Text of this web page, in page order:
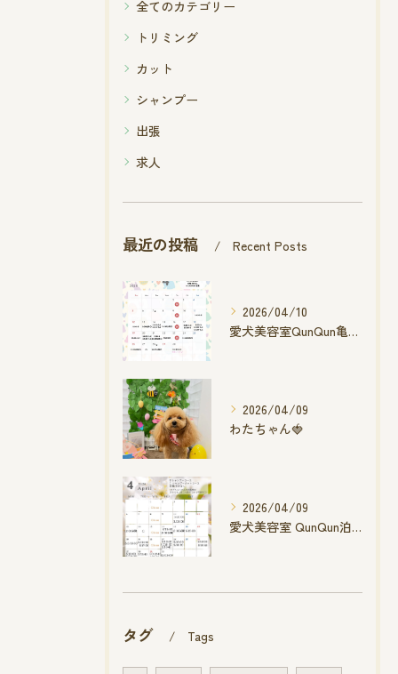
全てのカテゴリー
トリミング
カット
シャンプー
出張
求人
最近の投稿 Recent Posts
2026/04/10
愛犬美容室QunQun亀山エコー店
2026/04/09
わたちゃん🍓
2026/04/09
愛犬美容室 QunQun泊店 4月空き状況です
タグ Tags